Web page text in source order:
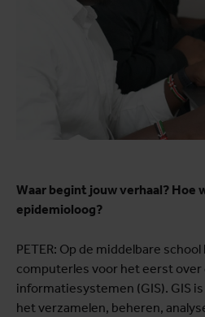
Waar begint jouw verhaal? Hoe
epidemioloog?
PETER: Op de middelbare
computerles voor het eerst over
informatiesystemen (GIS). GIS
het verzamelen, beheren,